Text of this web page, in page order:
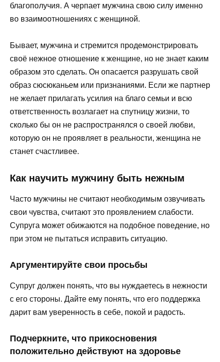
благополучия. А черпает мужчина свою силу именно
во взаимоотношениях с женщиной.
Бывает, мужчина и стремится продемонстрировать
своё нежное отношение к женщине, но не знает каким
образом это сделать. Он опасается разрушать свой
образ сюсюканьем или признаниями. Если же партнер
не желает прилагать усилия на благо семьи и всю
ответственность возлагает на спутницу жизни, то
сколько бы он не распространялся о своей любви,
которую он не проявляет в реальности, женщина не
станет счастливее.
Как научить мужчину быть нежным
Часто мужчины не считают необходимым озвучивать
свои чувства, считают это проявлением слабости.
Супруга может обижаются на подобное поведение, но
при этом не пытаться исправить ситуацию.
Аргументируйте свои просьбы
Супруг должен понять, что вы нуждаетесь в нежности
с его стороны. Дайте ему понять, что его поддержка
дарит вам уверенность в себе, покой и радость.
Подчеркните, что прикосновения
положительно действуют на здоровье